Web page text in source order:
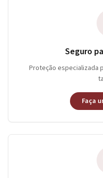
Seguro
Proteção especializada
Faça